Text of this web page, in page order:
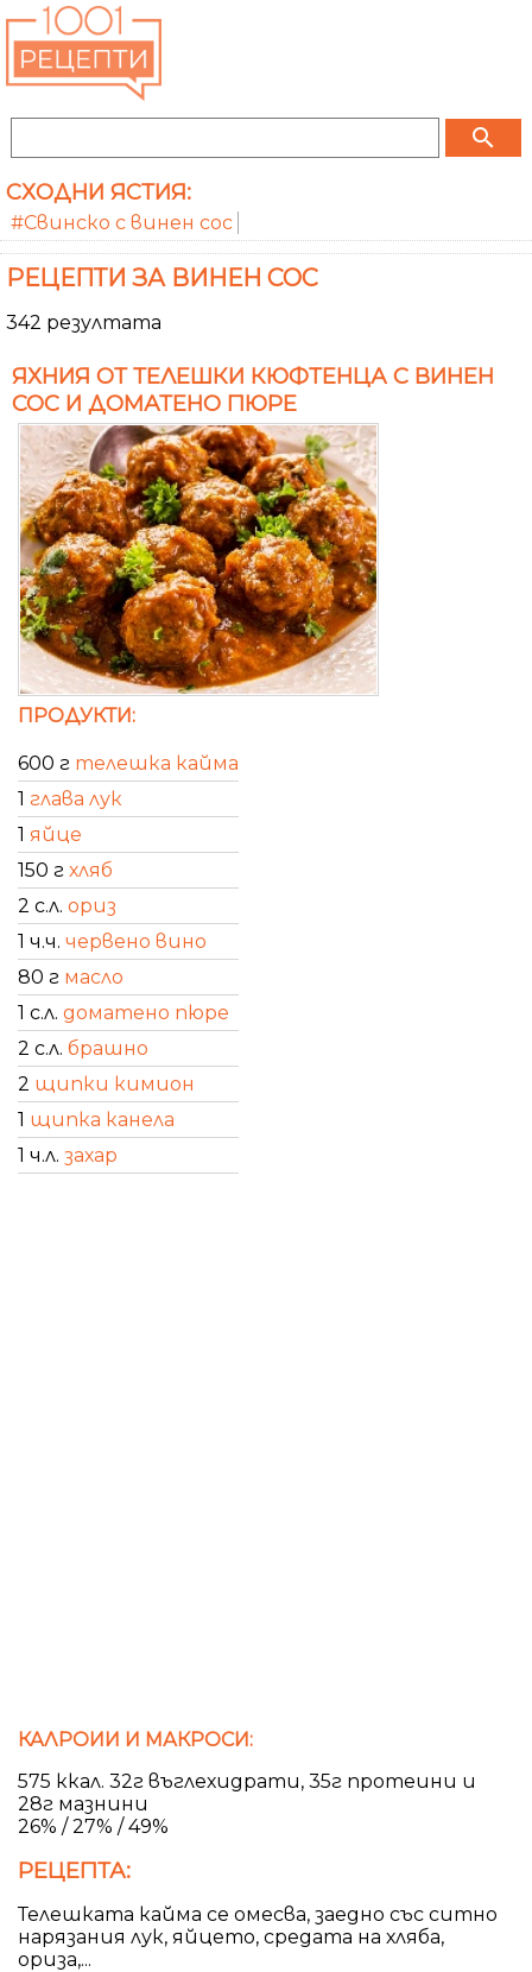
search
СХОДНИ ЯСТИЯ:
#Свинско с винен сос
РЕЦЕПТИ ЗА ВИНЕН СОС
342 резултата
ЯХНИЯ ОТ ТЕЛЕШКИ КЮФТЕНЦА С ВИНЕН
СОС И ДОМАТЕНО ПЮРЕ
ПРОДУКТИ:
600 г телешка кайма
1 глава лук
1 яйце
150 г хляб
2 с.л. ориз
1 ч.ч. червено вино
80 г масло
1 с.л. доматено пюре
2 с.л. брашно
2 щипки кимион
1 щипка канела
1 ч.л. захар
КАЛРОИИ И МАКРОСИ:
575 ккал. 32г въглехидрати, 35г протеини и
28г мазнини
26% / 27% / 49%
РЕЦЕПТА:
Телешката кайма се омесва, заедно със ситно
нарязания лук, яйцето, средата на хляба,
ориза,...